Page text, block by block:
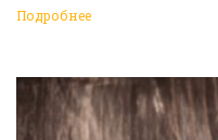
к нам!
Подробнее